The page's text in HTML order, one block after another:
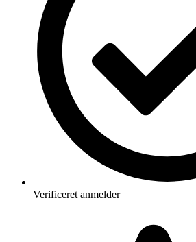
Verificeret anmelder